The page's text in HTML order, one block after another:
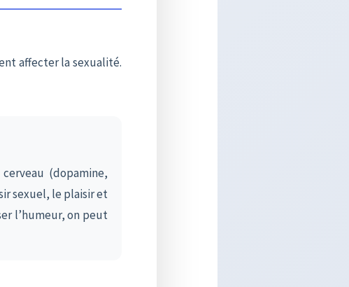
affecter la sexualité.
(dopamine,
sexuel, le plaisir et
l’humeur, on peut